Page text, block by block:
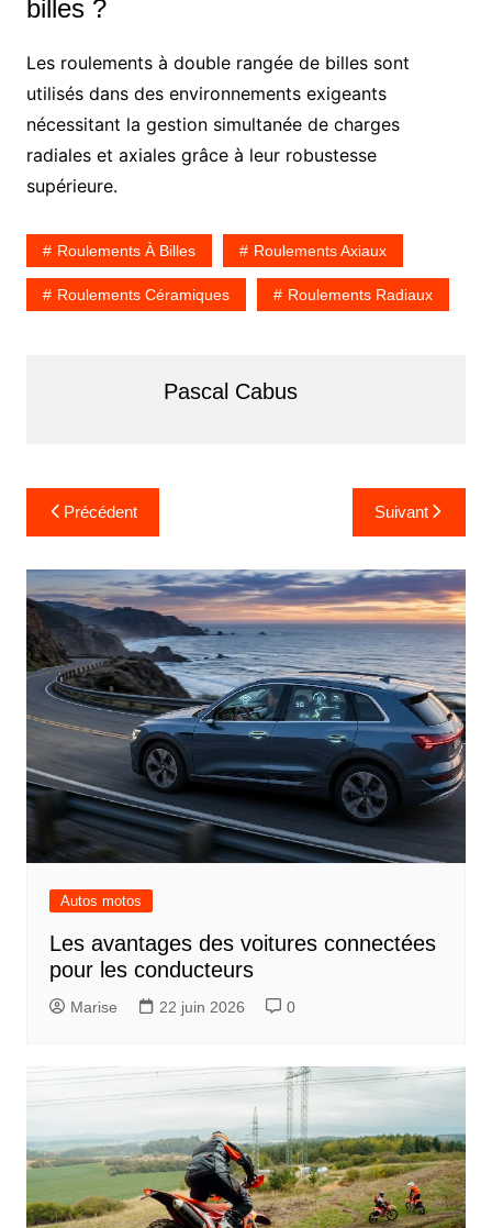
billes ?
Les roulements à double rangée de billes sont
utilisés dans des environnements exigeants
nécessitant la gestion simultanée de charges
radiales et axiales grâce à leur robustesse
supérieure.
Roulements À Billes Roulements Axiaux
Roulements Céramiques Roulements Radiaux
Pascal Cabus
Navigation
de
l’article
Précédent Suivant
Autos motos
Les avantages des voitures connectées
pour les conducteurs
Marise 22 juin 2026 0